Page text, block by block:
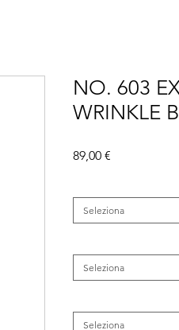
NO. 603
WRINKLE
89,00 €
Seleziona
Seleziona
Seleziona